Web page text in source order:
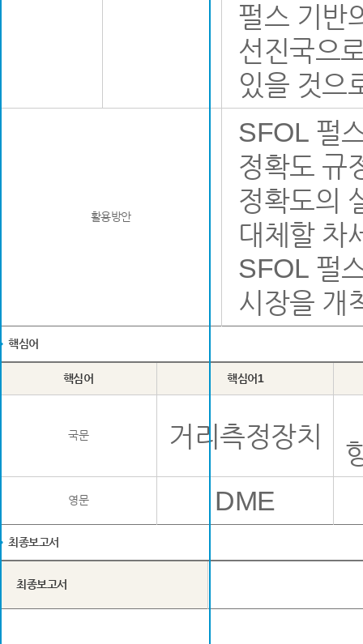
펄스 기반
선진국으
있을 것으
활용방안
SFOL 펄
정확도 규
정확도의
대체할 차
SFOL 펄
시장을 개
핵심어
핵심어 핵심어1
국문 거리측정장치
영문 DME
최종보고서
최종보고서